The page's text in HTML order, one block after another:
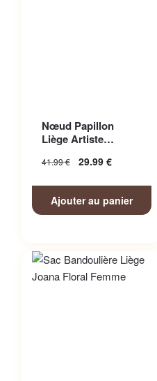
Nœud Papillon
Liège Artiste
41.99€ 29.99 €
Ajouter au panier